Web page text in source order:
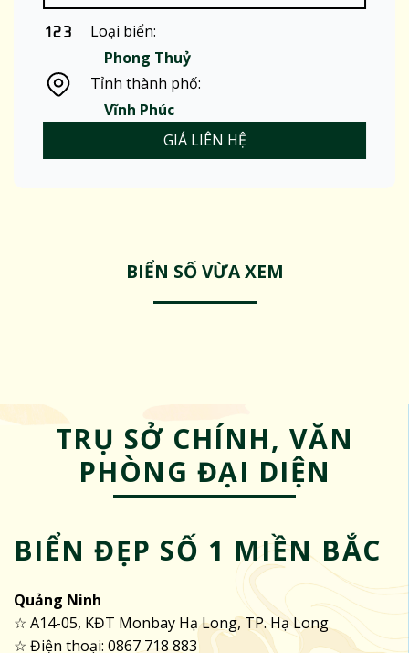
Loại biển:
Phong Thuỷ
Tỉnh thành phố:
Vĩnh Phúc
GIÁ LIÊN HỆ
BIỂN SỐ VỪA XEM
TRỤ SỞ CHÍNH, VĂN
PHÒNG ĐẠI DIỆN
BIỂN ĐẸP SỐ 1 MIỀN BẮC
Quảng Ninh
☆ A14-05, KĐT Monbay Hạ Long, TP. Hạ Long
☆ Điện thoại: 0867 718 883